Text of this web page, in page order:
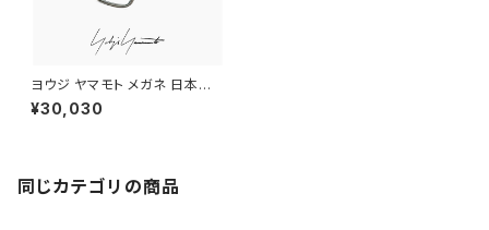
ヨウジ ヤマモト メガネ 日本製 1
9-0099 2 c02 Yohji Yamam
oto 鯖江 メンズ 眼鏡 スクエア
¥30,030
同じカテゴリの商品